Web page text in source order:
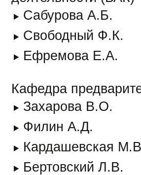
Сабурова А.Б.
Свободный Ф.К.
Ефремова Е.А.
Кафедра
Захарова В.О.
Филин А.Д.
Кардашевская
Бертовский Л.В.